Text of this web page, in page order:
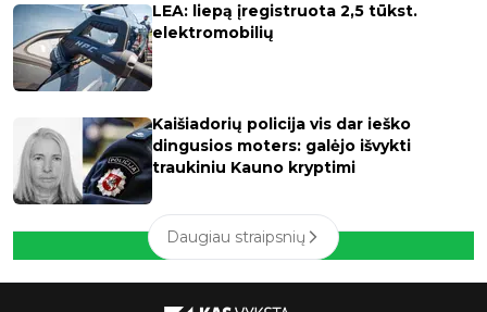
LEA: liepą įregistruota 2,5 tūkst.
elektromobilių
Kaišiadorių policija vis dar ieško
dingusios moters: galėjo išvykti
traukiniu Kauno kryptimi
Daugiau straipsnių